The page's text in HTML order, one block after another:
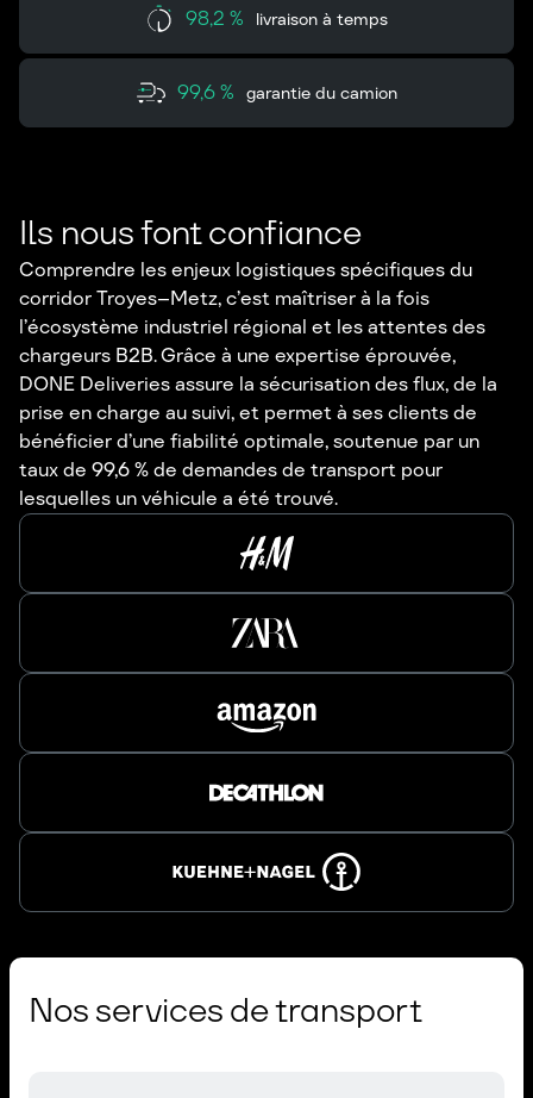
98,2 % livraison à temps
99,6 % garantie du camion
Ils nous font confiance
Comprendre les enjeux logistiques spécifiques du
corridor Troyes–Metz, c’est maîtriser à la fois
l’écosystème industriel régional et les attentes des
chargeurs B2B. Grâce à une expertise éprouvée,
DONE Deliveries assure la sécurisation des flux, de la
prise en charge au suivi, et permet à ses clients de
bénéficier d’une fiabilité optimale, soutenue par un
taux de 99,6 % de demandes de transport pour
lesquelles un véhicule a été trouvé.
Nos services de transport